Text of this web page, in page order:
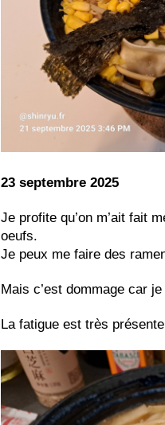
23 septembre 2025
Je profite qu’on m’ait fait
oeufs.
Je peux me faire des
Mais c’est dommage car
La fatigue est très